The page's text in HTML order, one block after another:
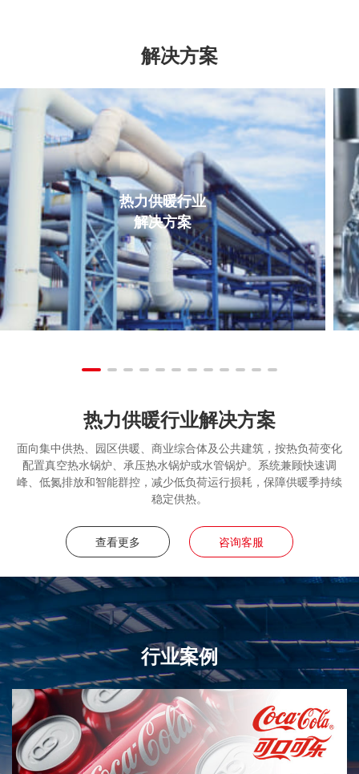
解决方案
热力供暖行业
解决方案
热力供暖行业解决方案
面向集中供热、园区供暖、商业综合体及公共建筑，按热负荷变化
配置真空热水锅炉、承压热水锅炉或水管锅炉。系统兼顾快速调
峰、低氮排放和智能群控，减少低负荷运行损耗，保障供暖季持续
稳定供热。
查看更多 咨询客服
行业案例